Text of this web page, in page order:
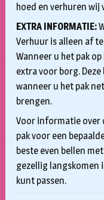
hoed en verhuren
EXTRA INFORMATIE:
Verhuur is alleen af
Wanneer u het pak
extra voor borg.
wanneer u het pak
brengen.
Voor informatie over
pak voor een
beste even bellen
gezellig langskomen
kunt passen.